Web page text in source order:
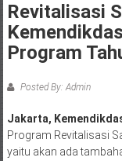
Revitalisasi
Program
Posted By: Admin
Jakarta,
Program Revitalisasi
yaitu akan ada